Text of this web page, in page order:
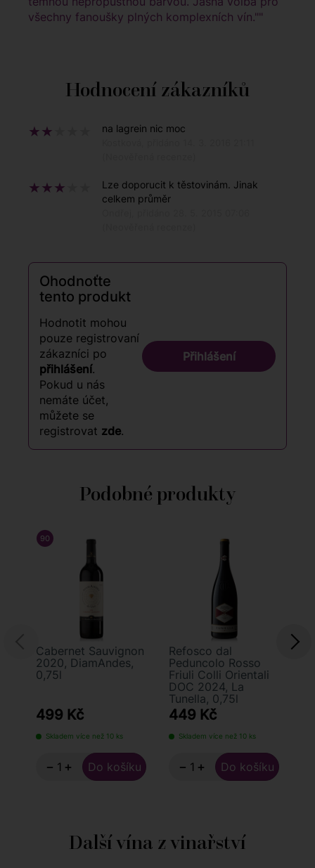
všechny fanoušky plných komplexních vín.""
Hodnocení zákazníků
na lagrein nic moc
Lze doporucit k těstovinám. Jinak
celkem průměr
Ohodnoťte
tento produkt
Hodnotit mohou
pouze registrovaní
zákazníci po
přihlášení.
Pokud u nás
nemáte účet,
můžete se
registrovat zde.
Přihlášení
Podobné produkty
90 TIM ATKIN
Cabernet Sauvignon
2020, DiamAndes,
0,75l
499 Kč
Skladem více než 10 ks
− +
Refosco dal
Peduncolo Rosso
Friuli Colli Orientali
DOC 2024, La
Tunella, 0,75l
449 Kč
Skladem více než 10 ks
− +
Další vína z vinařství